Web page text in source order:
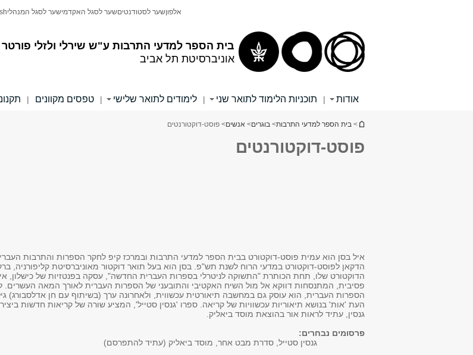
בית הספר למדעי התרבות ע"ש שירלי ולזלי פורטר
אוניברסיטת תל אביב
אלפוןשער לסטודנטיםשער לסגל האקדמישער לסגל המנהלי
אודות | תוכניות הלימוד לתואר שני | לימודים לתואר שלישי | טפסים מקוונים |
הינך נמצא כאן
> בית הספר למדעי התרבות> בוגרים> אנשים> פוסט-דוקטורנטים
פוסט-דוקטורנטים
איל בסן הוא עמית פוסט-דוקטורט בבית הספר למדעי התרבות ובמרכז קיפ לחקר הספרות והתרבות
הדוקטורט שלו, תחת הכותרת "התשוקה לניטרלי בספרות העברית החדשה", עסקה בפנטזיות של כישלון,
פסיבית, המתנסחות דווקא אל מול השיח האקטיבי והתובעני של הספרות העברית לאורך המאה העשרים.
הספרות העברית, הוא עוסק גם במחשבה תיאורטית עכשווית, ולאחרונה ערך (בשיתוף עם חן אדלסבורג)
העת 'אות' בנושא תיאוריות עכשוויות של קריאה. ספרו 'גנסין סטייל', המציע שורה של קריאות חדשות
גנסין, עתיד לראות אור בהוצאת מוסד ביאליק.
פרסומים נבחרים:
גנסין סטייל, סדרת מבט אחר, מוסד ביאליק (עתיד להתפרסם)